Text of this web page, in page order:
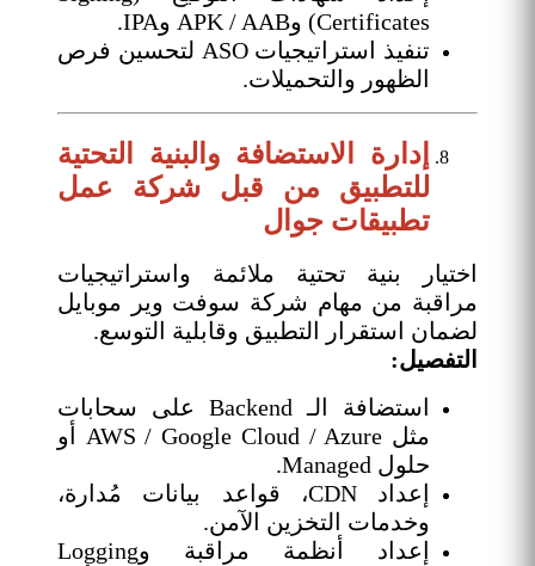
Certificates) وAPK / AAB وIPA.
تنفيذ استراتيجيات ASO لتحسين فرص
الظهور والتحميلات.
إدارة الاستضافة والبنية التحتية
للتطبيق من قبل شركة عمل
تطبيقات جوال
اختيار بنية تحتية ملائمة واستراتيجيات
مراقبة من مهام شركة سوفت وير موبايل
لضمان استقرار التطبيق وقابلية التوسع.
التفصيل:
استضافة الـ Backend على سحابات
مثل AWS / Google Cloud / Azure أو
حلول Managed.
إعداد CDN، قواعد بيانات مُدارة،
وخدمات التخزين الآمن.
إعداد أنظمة مراقبة وLogging